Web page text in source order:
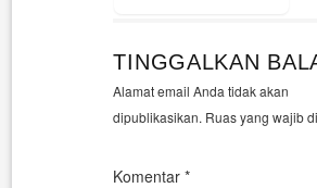
TINGGALKAN
Alamat email Anda tidak akan
dipublikasikan. Ruas yang wajib
Komentar*